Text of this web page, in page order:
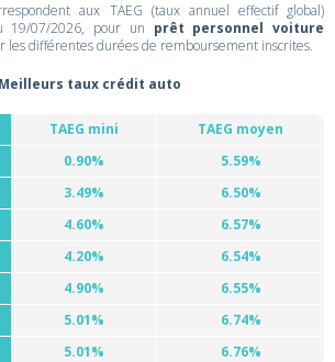
aux TAEG (taux annuel effectif global)
19/07/2026, pour un prêt personnel voiture
les différentes durées de remboursement inscrites.
Meilleurs taux crédit auto
TAEG mini
TAEG moyen
0.90%
5.59%
3.49%
6.50%
4.60%
6.57%
4.20%
6.54%
4.90%
6.55%
5.01%
6.74%
5.01% 6.76%